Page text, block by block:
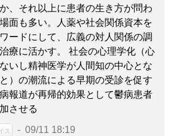
、それ以上に患者の生き方が問わ
面も多い。人薬や社会関係資本を
ードにして、広義の対人関係の調
療に活かす。 社会の心理学化（心
いし精神医学が人間知の中心とな
）の潮流による早期の受診を促す
報道が再帰的効果として鬱病患者
させる
ス 09/11 18:19